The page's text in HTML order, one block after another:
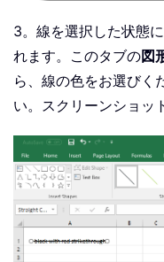
3。線を選択した状態に
れます。このタブの図
ら、線の色をお選びく
い。スクリーンショッ